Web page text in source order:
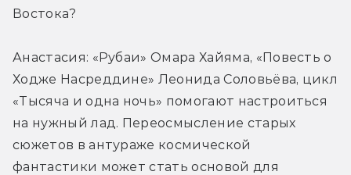
Востока?
Анастасия: «Рубаи» Омара Хайяма, «Повесть о
Ходже Насреддине» Леонида Соловьёва, цикл
«Тысяча и одна ночь» помогают настроиться
на нужный лад. Переосмысление старых
сюжетов в антураже космической
фантастики может стать основой для